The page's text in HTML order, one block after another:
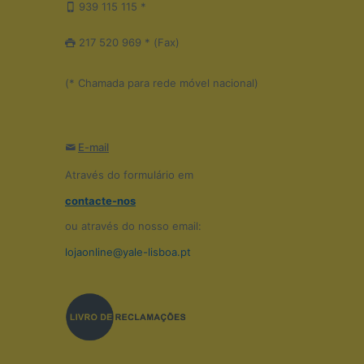
939 115 115 *
217 520 969 * (Fax)
(* Chamada para rede móvel nacional)
E-mail
Através do formulário em
contacte-nos
ou através do nosso email:
lojaonline@yale-lisboa.pt